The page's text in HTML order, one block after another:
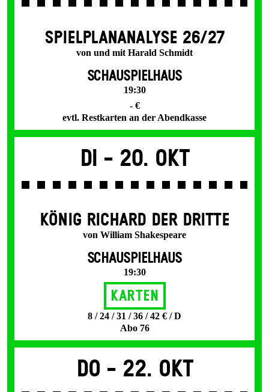
SPIEL­PLAN­ANALYSE 26/27
von und mit Harald Schmidt
SCHAUSPIELHAUS
19:30
- €
evtl. Restkarten an der Abendkasse
Di - 20. Okt
KÖNIG RICHARD DER DRITTE
von William Shakespeare
SCHAUSPIELHAUS
19:30
Karten
8 / 24 / 31 / 36 / 42 € / D
Abo 76
Do - 22. Okt